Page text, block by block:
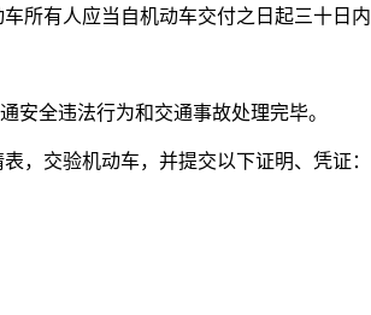
所有人应当自机动车交付之日起三十日内
安全违法行为和交通事故处理完毕。
，交验机动车，并提交以下证明、凭证：